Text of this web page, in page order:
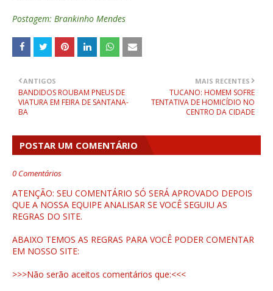
Postagem: Brankinho Mendes
MAIS RECENTES
TUCANO: HOMEM SOFRE
TENTATIVA DE HOMICÍDIO NO
CENTRO DA CIDADE
ANTIGOS
BANDIDOS ROUBAM PNEUS DE
VIATURA EM FEIRA DE SANTANA-
BA
POSTAR UM COMENTÁRIO
0 Comentários
ATENÇÃO: SEU COMENTÁRIO SÓ SERÁ APROVADO DEPOIS
QUE A NOSSA EQUIPE ANALISAR SE VOCÊ SEGUIU AS
REGRAS DO SITE.
ABAIXO TEMOS AS REGRAS PARA VOCÊ PODER COMENTAR
EM NOSSO SITE:
>>>Não serão aceitos comentários que:<<<